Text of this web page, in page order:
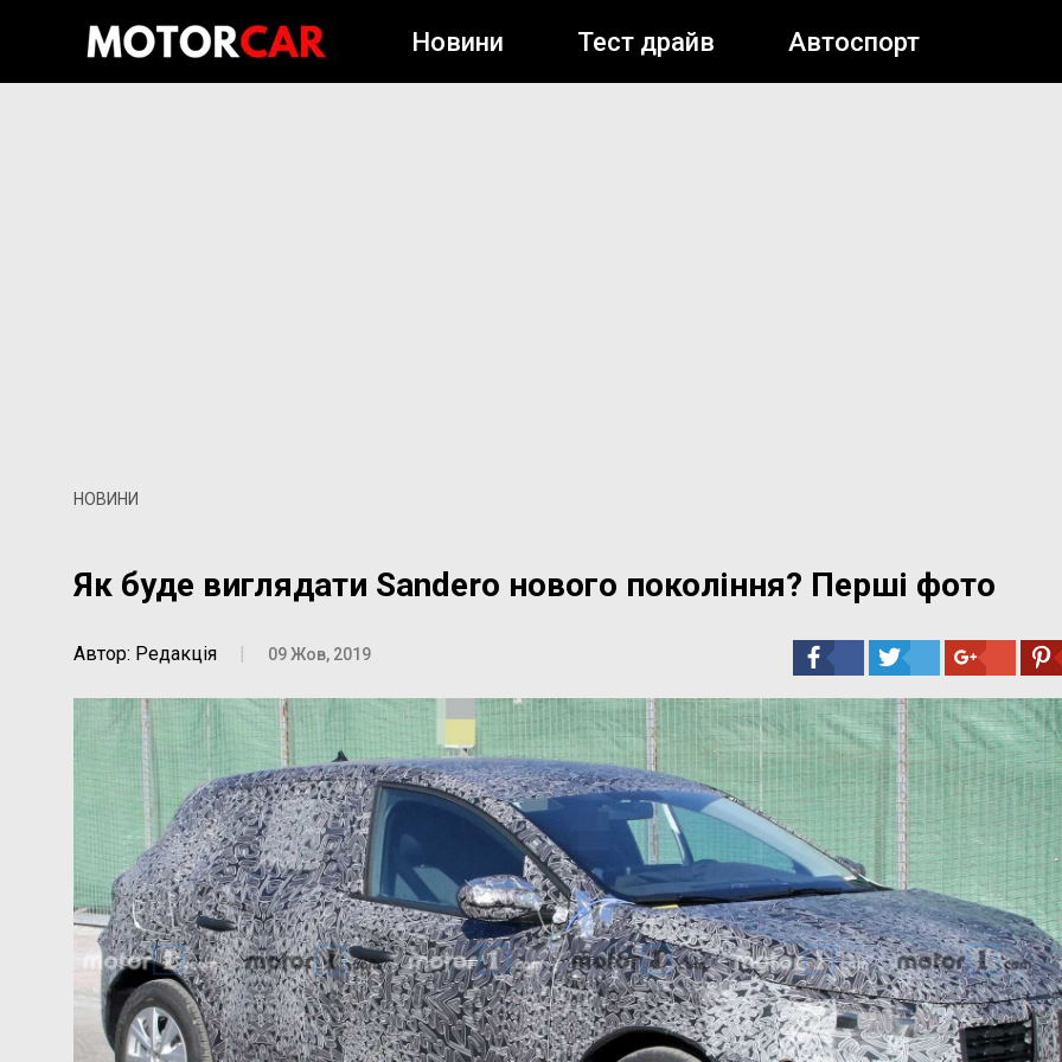
Новини Тест драйв Автоспорт
НОВИНИ
Як буде виглядати Sandero нового покоління? Перші фото
Автор: Редакція | 09 Жов, 2019